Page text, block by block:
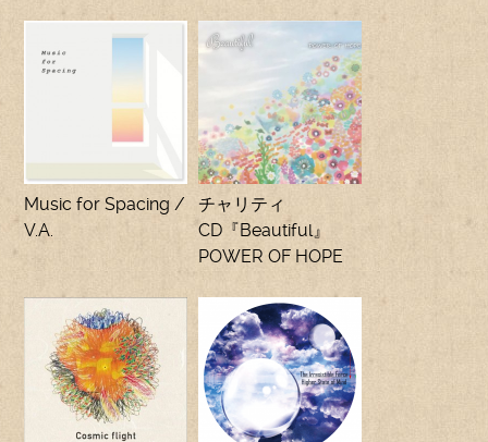
Music for Spacing /
V.A.
チャリティ
CD『Beautiful』
POWER OF HOPE